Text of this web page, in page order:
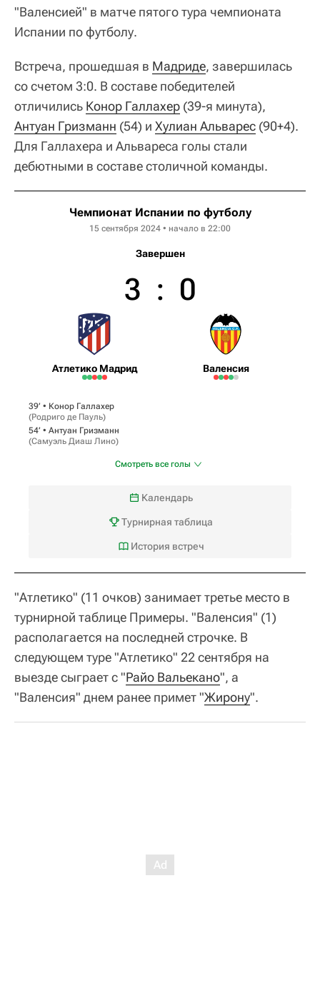
"Валенсией" в матче пятого тура чемпионата
Испании по футболу.
Встреча, прошедшая в Мадриде, завершилась
со счетом 3:0. В составе победителей
отличились Конор Галлахер (39-я минута),
Антуан Гризманн (54) и Хулиан Альварес (90+4).
Для Галлахера и Альвареса голы стали
дебютными в составе столичной команды.
Чемпионат Испании по футболу
15 сентября 2024 • начало в 22:00
Завершен
Атлетико Мадрид
3 : 0
Валенсия
39‎’‎ • Конор Галлахер
(Родриго де Пауль)
54‎’‎ • Антуан Гризманн
(Самуэль Диаш Лино)
Смотреть все голы
Календарь
Турнирная таблица
История встреч
"Атлетико" (11 очков) занимает третье место в
турнирной таблице Примеры. "Валенсия" (1)
располагается на последней строчке. В
следующем туре "Атлетико" 22 сентября на
выезде сыграет с "Райо Вальекано", а
"Валенсия" днем ранее примет "Жирону".